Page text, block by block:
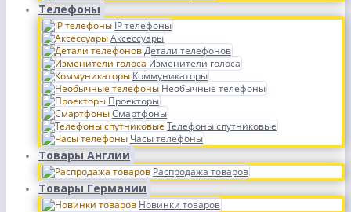
Телефоны
IP телефоны
Аксессуары
Детали телефонов
Изменители голоса
Коммуникаторы
Необычные телефоны
Проекторы
Смартфоны
Телефоны спутниковые
Часы телефоны
Товары Англии
Распродажа товаров
Товары Германии
Новинки товаров